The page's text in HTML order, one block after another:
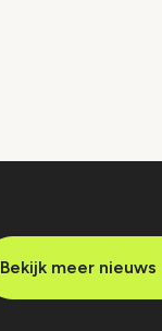
Bekijk meer nieuws